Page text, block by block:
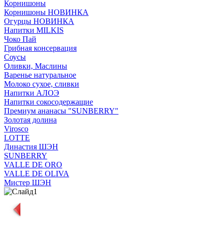
Корнишоны
Корнишоны НОВИНКА
Огурцы НОВИНКА
Напитки MILKIS
Чоко Пай
Грибная консервация
Соусы
Оливки, Маслины
Варенье натуральное
Молоко сухое, сливки
Напитки АЛОЭ
Напитки сокосодержащие
Премиум ананасы "SUNBERRY"
Золотая долина
Virosco
LOTTE
Династия ШЭН
SUNBERRY
VALLE DE ORO
VALLE DE OLIVA
Мистер ШЭН